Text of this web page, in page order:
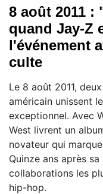
8 août 2011 :
quand Jay-Z
l'événement
culte
Le 8 août 2011,
américain unissent
exceptionnel. Avec
West livrent un
novateur qui
Quinze ans après
collaborations les
hip-hop.